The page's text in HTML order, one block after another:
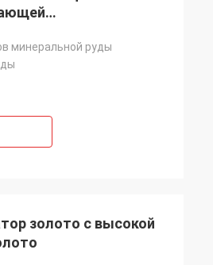
минеральной руды
золото с высокой